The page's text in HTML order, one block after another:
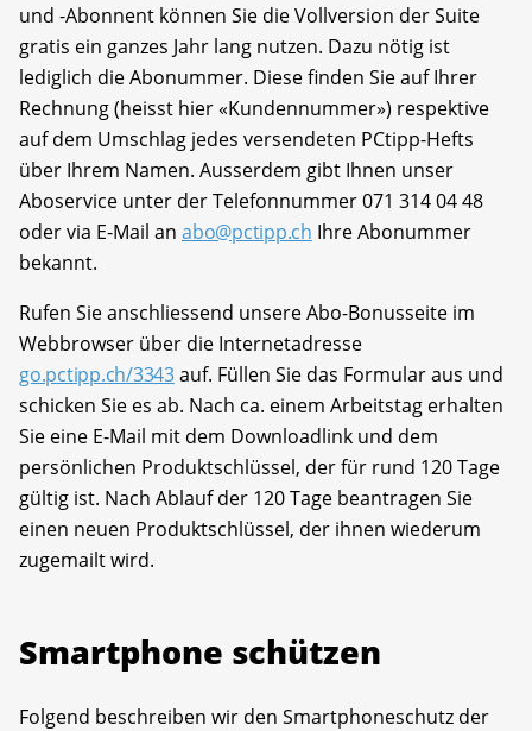
und -Abonnent können Sie die Vollversion der Suite
gratis ein ganzes Jahr lang nutzen. Dazu nötig ist
lediglich die Abonummer. Diese finden Sie auf Ihrer
Rechnung (heisst hier «Kundennummer») respektive
auf dem Umschlag jedes versendeten PCtipp-Hefts
über Ihrem Namen. Ausserdem gibt Ihnen unser
Aboservice unter der Telefonnummer 071 314 04 48
oder via E-Mail an abo@pctipp.ch Ihre Abonummer
bekannt.
Rufen Sie anschliessend unsere Abo-Bonusseite im
Webbrowser über die Internetadresse
go.pctipp.ch/3343auf. Füllen Sie das Formular aus und
schicken Sie es ab. Nach ca. einem Arbeitstag erhalten
Sie eine E-Mail mit dem Downloadlink und dem
persönlichen Produktschlüssel, der für rund 120 Tage
gültig ist. Nach Ablauf der 120 Tage beantragen Sie
einen neuen Produktschlüssel, der ihnen wiederum
zugemailt wird.
Smartphone schützen
Folgend beschreiben wir den Smartphoneschutz der